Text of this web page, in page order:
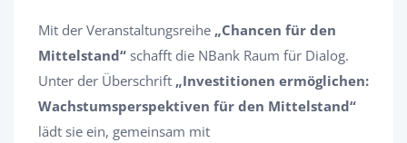
Mit der Veranstaltungsreihe „Chancen für den
Mittelstand“ schafft die NBank Raum für Dialog.
Unter der Überschrift „Investitionen ermöglichen:
Wachstumsperspektiven für den Mittelstand“
lädt sie ein, gemeinsam mit